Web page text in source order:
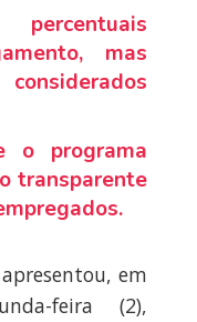
mas
o programa
transparente
em
feira (2),